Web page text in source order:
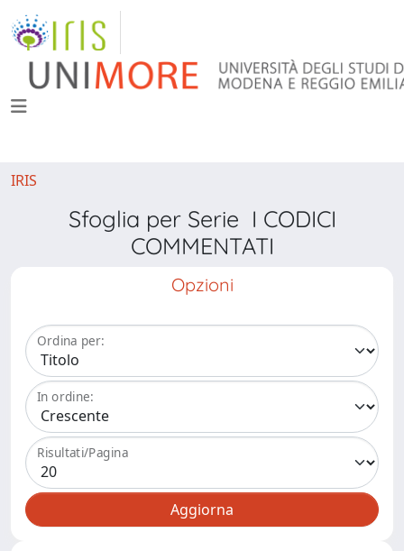
IRIS
Sfoglia per Serie I CODICI
COMMENTATI
Opzioni
Ordina per:
In ordine:
Risultati/Pagina